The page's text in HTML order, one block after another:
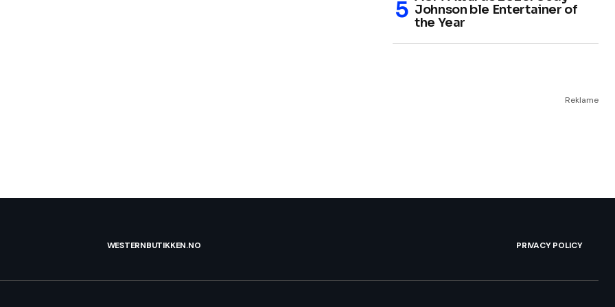
Johnson ble Entertainer of
the Year
Reklame
WESTERNBUTIKKEN.NO PRIVACY POLICY